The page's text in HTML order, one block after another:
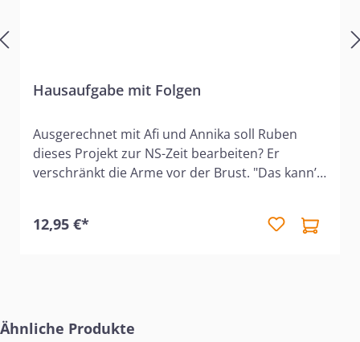
Hausaufgabe mit Folgen
Ausgerechnet mit Afi und Annika soll Ruben
dieses Projekt zur NS-Zeit bearbeiten? Er
verschränkt die Arme vor der Brust. "Das kann’s
Hausaufgabe anfängt, wird zu einem
12,95 €*
Produktgalerie überspringen
Ähnliche Produkte